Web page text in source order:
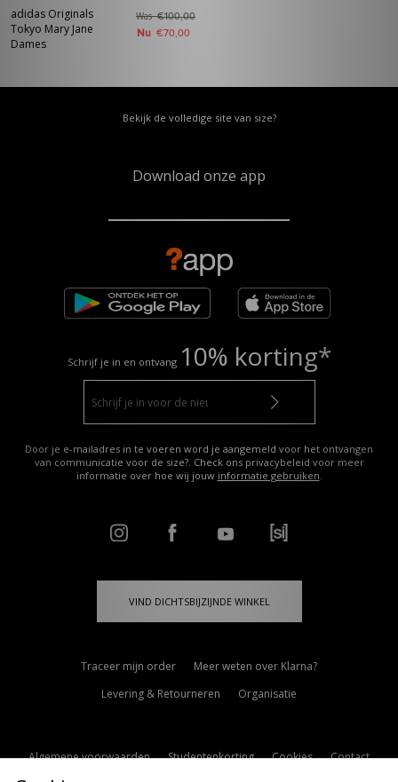
adidas Originals
Tokyo Mary Jane
Dames
Was€100,00
Nu €70,00
Bekijk de volledige site van size?
Download onze app
Schrijf je in en ontvang 10% korting*
Door je e-mailadres in te voeren word je aangemeld voor het ontvangen
van communicatie voor de size?. Check ons privacybeleid voor meer
informatie over hoe wij jouw informatie gebruiken.
VIND DICHTSBIJZIJNDE WINKEL
Traceer mijn order
Meer weten over Klarna?
Levering & Retourneren
Organisatie
Algemene voorwaarden Studentenkorting Cookies
Contact